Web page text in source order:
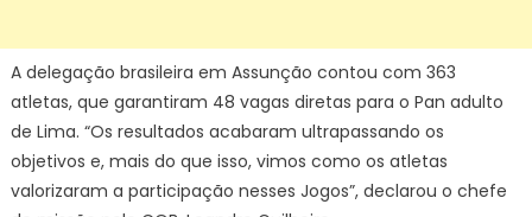
A delegação brasileira em Assunção contou com 363
atletas, que garantiram 48 vagas diretas para o Pan adulto
de Lima. “Os resultados acabaram ultrapassando os
objetivos e, mais do que isso, vimos como os atletas
valorizaram a participação nesses Jogos”, declarou o chefe